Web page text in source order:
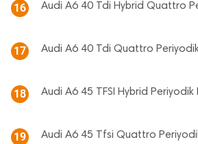
16 Audi A6 40 Tdi Hybrid Quattro
17 Audi A6 40 Tdi Quattro Periyodik
18 Audi A6 45 TFSI Hybrid Periyodik
19 Audi A6 45 Tfsi Quattro